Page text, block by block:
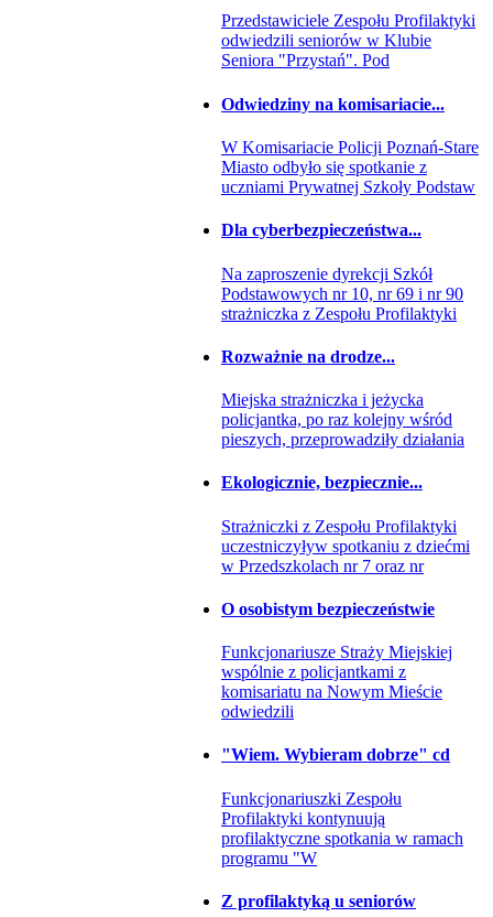
Przedstawiciele Zespołu Profilaktyki
odwiedzili seniorów w Klubie
Seniora "Przystań". Pod
Odwiedziny na komisariacie...
W Komisariacie Policji Poznań-Stare
Miasto odbyło się spotkanie z
uczniami Prywatnej Szkoły Podstaw
Dla cyberbezpieczeństwa...
Na zaproszenie dyrekcji Szkół
Podstawowych nr 10, nr 69 i nr 90
strażniczka z Zespołu Profilaktyki
Rozważnie na drodze...
Miejska strażniczka i jeżycka
policjantka, po raz kolejny wśród
pieszych, przeprowadziły działania
Ekologicznie, bezpiecznie...
Strażniczki z Zespołu Profilaktyki
uczestniczyływ spotkaniu z dziećmi
w Przedszkolach nr 7 oraz nr
O osobistym bezpieczeństwie
Funkcjonariusze Straży Miejskiej
wspólnie z policjantkami z
komisariatu na Nowym Mieście
odwiedzili
"Wiem. Wybieram dobrze" cd
Funkcjonariuszki Zespołu
Profilaktyki kontynuują
profilaktyczne spotkania w ramach
programu "W
Z profilaktyką u seniorów